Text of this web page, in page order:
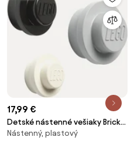
17,99 €
Detské nástenné vešiaky Brick,
3 ks
Nástenný, plastový